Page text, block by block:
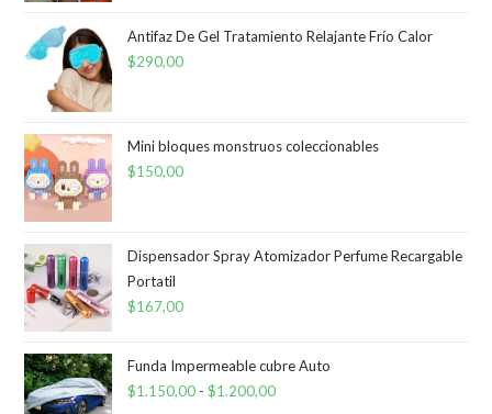
Antifaz De Gel Tratamiento Relajante Frío Calor
$290,00
Mini bloques monstruos coleccionables
$150,00
Dispensador Spray Atomizador Perfume Recargable
Portatil
$167,00
Funda Impermeable cubre Auto
$1.150,00 - $1.200,00Rango